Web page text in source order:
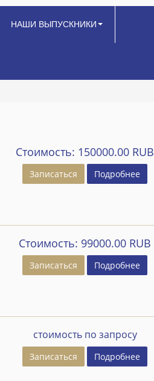
НАШИ ВЫПУСКНИКИ
Стоимость: 150000.00 RUB
Записаться Подробнее
Стоимость: 99000.00 RUB
Записаться Подробнее
стоимость по запросу
Записаться Подробнее